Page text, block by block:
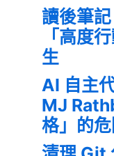
讀後筆
「高度
生
AI 自主
MJ
格」的